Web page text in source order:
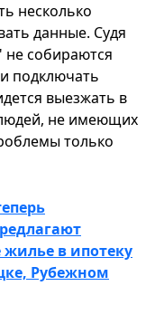
несколько
данные. Судя
не собираются
подключать
выезжать в
не имеющих
только
в ипотеку
Рубежном